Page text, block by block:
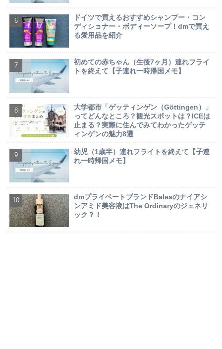
ドイツで買えるおすすめシャンプー・コン
ディショナー・ボディーソープ！dmで買え
る愛用品を紹介
初めての赤ちゃん（生後7ヶ月）連れフライ
トを終えて【子連れ一時帰国メモ】
大学都市「ゲッティンゲン（Göttingen）」
ってどんなところ？観光スポットは？ICEは
止まる？実際に住んでみてわかったゲッテ
ィンゲンの魅力8選
幼児（1歳半）連れフライトを終えて【子連
れ一時帰国メモ】
dmプライベートブランドBaleaのナイアシ
ンアミド美容液はThe Ordinaryのジェネリ
ック？！